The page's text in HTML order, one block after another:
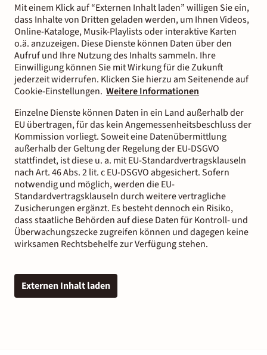
Mit einem Klick auf “Externen Inhalt laden” willigen Sie ein,
dass Inhalte von Dritten geladen werden, um Ihnen Videos,
Online-Kataloge, Musik-Playlists oder interaktive Karten
o.ä. anzuzeigen. Diese Dienste können Daten über den
Aufruf und Ihre Nutzung des Inhalts sammeln. Ihre
Einwilligung können Sie mit Wirkung für die Zukunft
jederzeit widerrufen. Klicken Sie hierzu am Seitenende auf
Cookie-Einstellungen. Weitere Informationen
Einzelne Dienste können Daten in ein Land außerhalb der
EU übertragen, für das kein Angemessenheitsbeschluss der
Kommission vorliegt. Soweit eine Datenübermittlung
außerhalb der Geltung der Regelung der EU-DSGVO
stattfindet, ist diese u. a. mit EU-Standardvertragsklauseln
nach Art. 46 Abs. 2 lit. c EU-DSGVO abgesichert. Sofern
notwendig und möglich, werden die EU-
Standardvertragsklauseln durch weitere vertragliche
Zusicherungen ergänzt. Es besteht dennoch ein Risiko,
dass staatliche Behörden auf diese Daten für Kontroll- und
Überwachungszecke zugreifen können und dagegen keine
wirksamen Rechtsbehelfe zur Verfügung stehen.
Externen Inhalt laden